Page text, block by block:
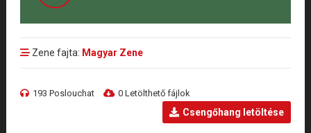
Zene fajta: Magyar Zene
193 Poslouchat 0 Letölthető fájlok
Csengőhang letöltése